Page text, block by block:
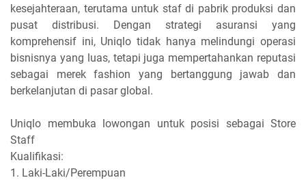
kesejahteraan, terutama untuk staf di pabrik produksi dan
pusat distribusi. Dengan strategi asuransi yang
komprehensif ini, Uniqlo tidak hanya melindungi operasi
bisnisnya yang luas, tetapi juga mempertahankan reputasi
sebagai merek fashion yang bertanggung jawab dan
berkelanjutan di pasar global.
Uniqlo membuka lowongan untuk posisi sebagai Store
Staff
Kualifikasi:
1. Laki-Laki/Perempuan